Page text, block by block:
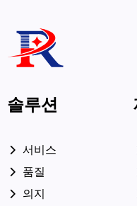
솔루션
서비스
품질
의지